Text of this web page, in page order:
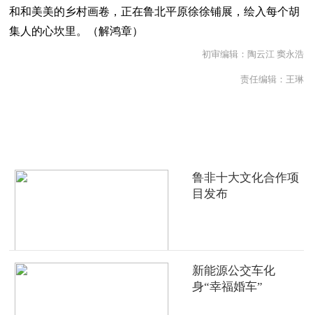
和和美美的乡村画卷，正在鲁北平原徐徐铺展，绘入每个胡
集人的心坎里。（解鸿章）
初审编辑：陶云江 窦永浩
责任编辑：王琳
鲁非十大文化合作项
目发布
新能源公交车化
身“幸福婚车”